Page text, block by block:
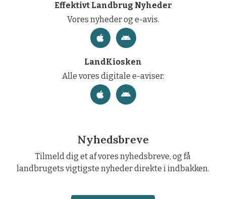
Effektivt Landbrug Nyheder
Vores nyheder og e-avis.
LandKiosken
Alle vores digitale e-aviser.
Nyhedsbreve
Tilmeld dig et af vores nyhedsbreve, og få
landbrugets vigtigste nyheder direkte i indbakken.